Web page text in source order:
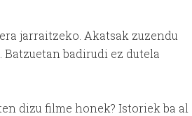
jarraitzeko. Akatsak zuzendu
badirudi ez dutela
dizu filme honek? Istoriek ba al